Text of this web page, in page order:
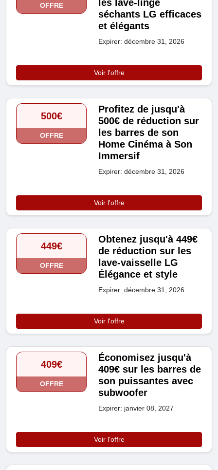
OFFRE
les lave-linge
séchants LG efficaces
et élégants
Expirer: décembre 31, 2026
Voir l'offre
500€
OFFRE
Profitez de jusqu'à
500€ de réduction sur
les barres de son
Home Cinéma à Son
Immersif
Expirer: décembre 31, 2026
Voir l'offre
449€
OFFRE
Obtenez jusqu'à 449€
de réduction sur les
lave-vaisselle LG
Élégance et style
Expirer: décembre 31, 2026
Voir l'offre
409€
OFFRE
Économisez jusqu'à
409€ sur les barres de
son puissantes avec
subwoofer
Expirer: janvier 08, 2027
Voir l'offre